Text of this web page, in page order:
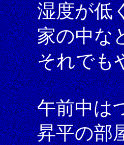
湿度が低
家の中な
それでも
午前中は
昇平の部